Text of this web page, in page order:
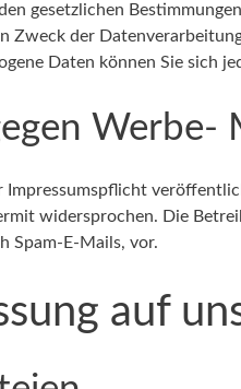
gesetzlichen
Zweck der
Daten können Sie sich
Werbe-
Impressumspflicht
widersprochen. Die
Spam-E-Mails, vor.
auf